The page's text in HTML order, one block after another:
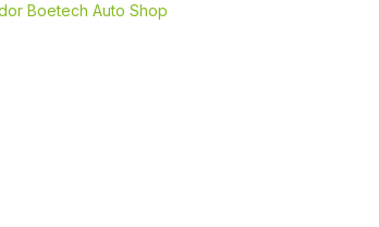
Boetech Auto Shop